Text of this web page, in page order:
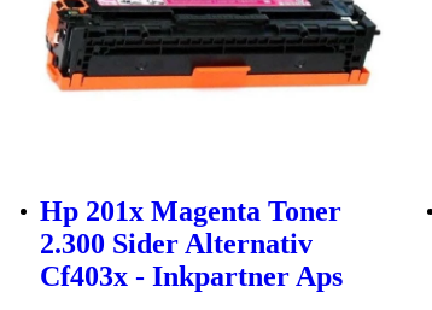
Hp 201x Magenta Toner
2.300 Sider Alternativ
Cf403x - Inkpartner Aps